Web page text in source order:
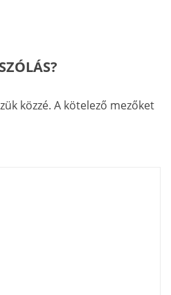
közzé. A kötelező mezőket